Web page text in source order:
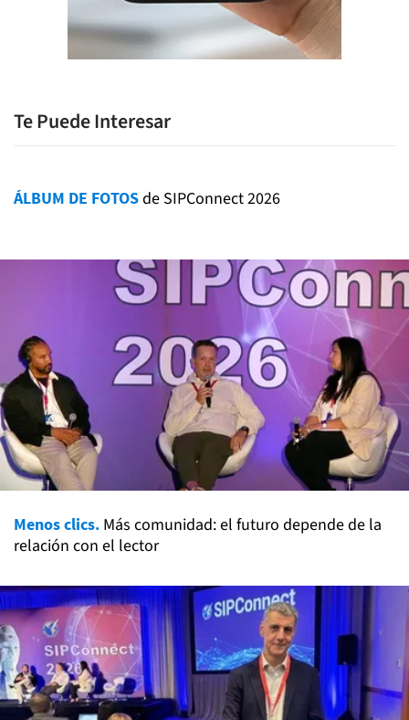
Te Puede Interesar
ÁLBUM DE FOTOSde SIPConnect 2026
Menos clics. Más comunidad: el futuro depende de la
relación con el lector